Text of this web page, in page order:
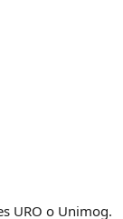
URO o Unimog.